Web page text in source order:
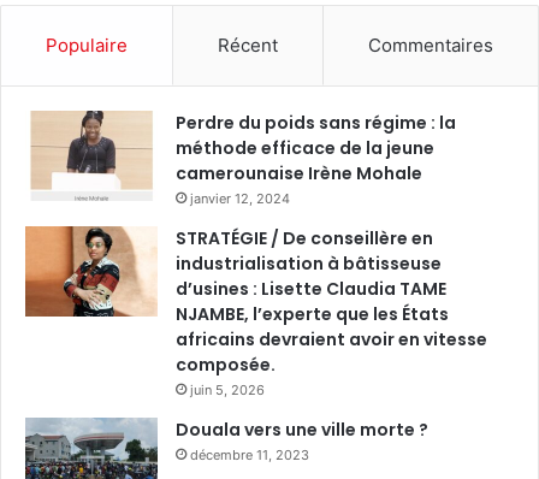
Populaire Récent Commentaires
Perdre du poids sans régime : la
méthode efficace de la jeune
camerounaise Irène Mohale
janvier 12, 2024
STRATÉGIE / De conseillère en
industrialisation à bâtisseuse
d’usines : Lisette Claudia TAME
NJAMBE, l’experte que les États
africains devraient avoir en vitesse
composée.
juin 5, 2026
Douala vers une ville morte ?
décembre 11, 2023